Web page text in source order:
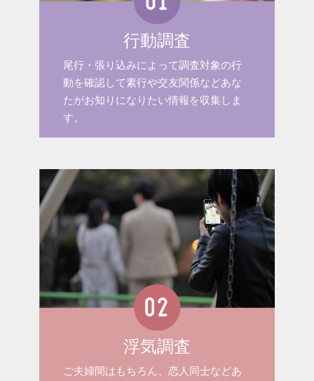
行動調査
尾行・張り込みによって調査対象の行
動を確認して素行や交友関係などあな
たがお知りになりたい情報を収集しま
す。
浮気調査
ご夫婦間はもちろん、恋人同士などあ